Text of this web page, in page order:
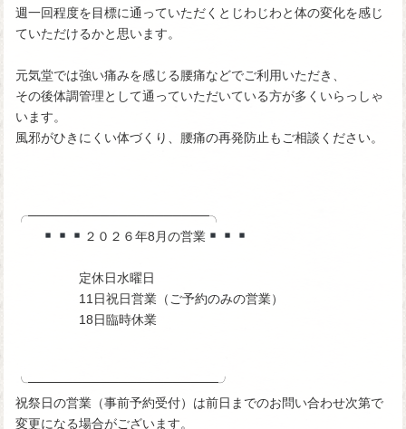
週一回程度を目標に通っていただくとじわじわと体の変化を感じ
ていただけるかと思います。
元気堂では強い痛みを感じる腰痛などでご利用いただき、
その後体調管理として通っていただいている方が多くいらっしゃ
います。
風邪がひきにくい体づくり、腰痛の再発防止もご相談ください。
╭────────────────────╮
２０２６年8月の営業
定休日水曜日
11日祝日営業（ご予約のみの営業）
18日臨時休業
╰─────────────────────╯
祝祭日の営業（事前予約受付）は前日までのお問い合わせ次第で
変更になる場合がございます。